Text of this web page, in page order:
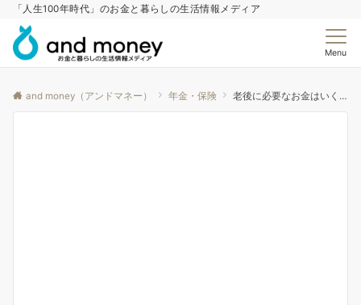
「人生100年時代」のお金と暮らしの生活情報メディア
Menu
and money（アンドマネー） 年金・保険 老後に必要なお金はいくら？65歳からの生活費と年金の不足分シミュレーション